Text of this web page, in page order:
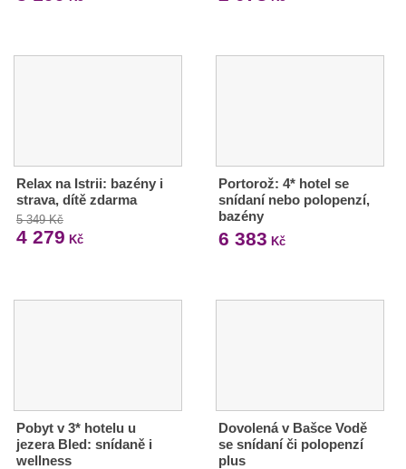
Relax na Istrii: bazény i
strava, dítě zdarma
5 349 Kč
4 279 Kč
Portorož: 4* hotel se
snídaní nebo polopenzí,
bazény
6 383 Kč
Pobyt v 3* hotelu u
jezera Bled: snídaně i
wellness
Dovolená v Bašce Vodě
se snídaní či polopenzí
plus